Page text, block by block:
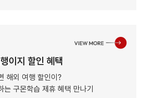
이지 할인 혜택
해외 여행 할인이?
는 구몬학습 제휴 혜택 만나기